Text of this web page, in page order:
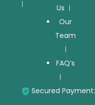
Us
Our
Team
FAQ’s
Secured Payment: